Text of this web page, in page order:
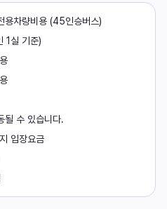
용차량비용 (45인승버스)
1실 기준)
될 수 있습니다.
입장요금